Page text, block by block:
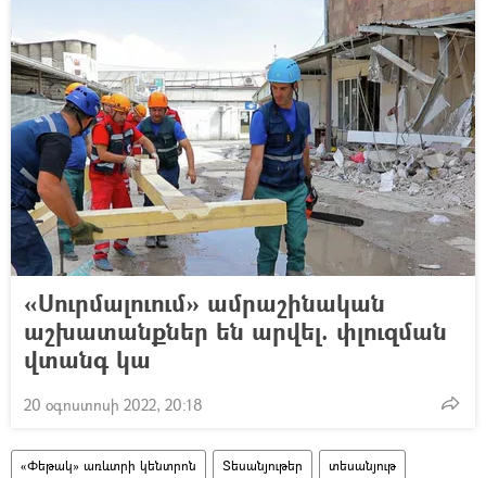
«Սուրմալուում» ամրաշինական
աշխատանքներ են արվել. փլուզման
վտանգ կա
20 օգոստոսի 2022, 20:18
«Փեթակ» առևտրի կենտրոն Տեսանյութեր տեսանյութ